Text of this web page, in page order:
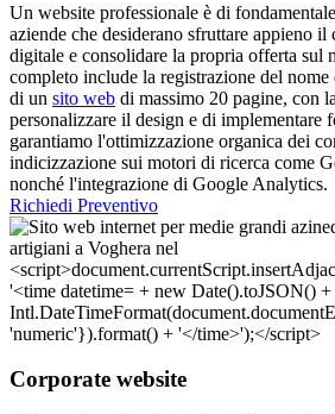
Un website professionale è di
aziende che desiderano sfruttare appieno
digitale e consolidare la propria offerta sul
completo include la registrazione del
di un sito web di massimo 20 pagine, con
personalizzare il design e di implementare
garantiamo l'ottimizzazione organica dei
indicizzazione sui motori di ricerca come
nonché l'integrazione di Google Analytics.
Richiedi Preventivo
Corporate website